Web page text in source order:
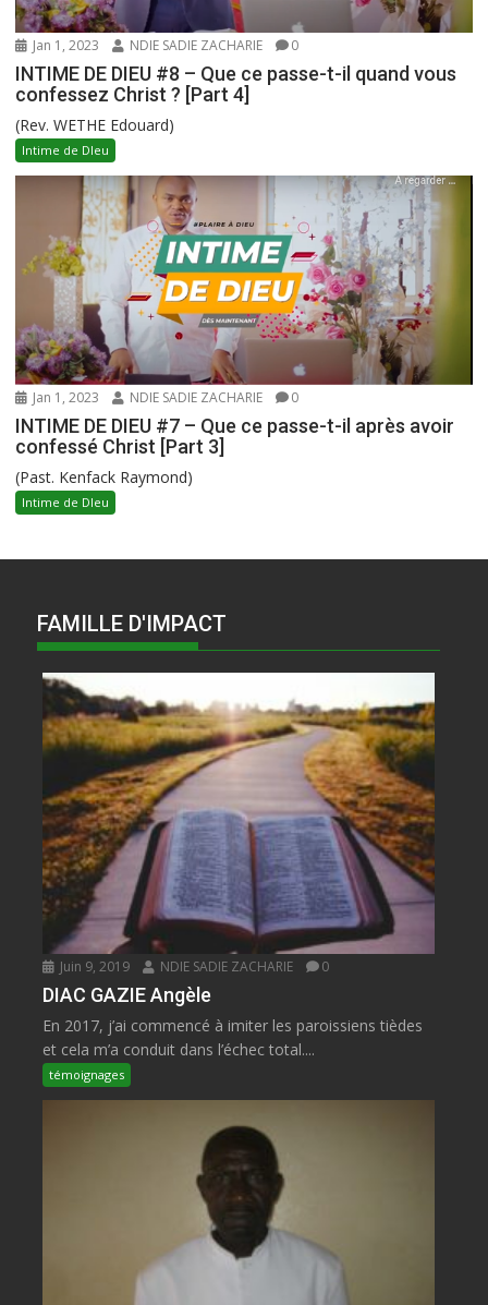
Jan 1, 2023 NDIE SADIE ZACHARIE 0
INTIME DE DIEU #8 – Que ce passe-t-il quand vous
confessez Christ ? [Part 4]
(Rev. WETHE Edouard)
Intime de DIeu
Jan 1, 2023 NDIE SADIE ZACHARIE 0
INTIME DE DIEU #7 – Que ce passe-t-il après avoir
confessé Christ [Part 3]
(Past. Kenfack Raymond)
Intime de DIeu
FAMILLE D'IMPACT
Juin 9, 2019 NDIE SADIE ZACHARIE 0
DIAC GAZIE Angèle
En 2017, j’ai commencé à imiter les paroissiens tièdes
et cela m’a conduit dans l’échec total....
témoignages